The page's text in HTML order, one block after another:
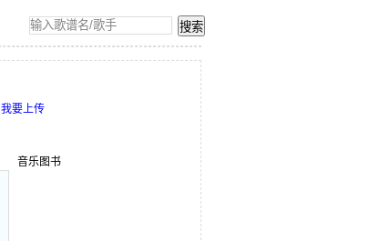
我要上传
音乐图书